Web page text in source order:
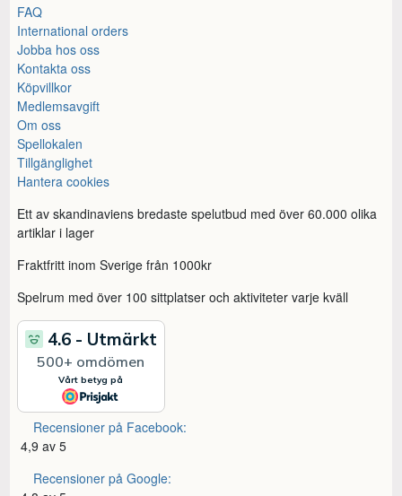
FAQ
International orders
Jobba hos oss
Kontakta oss
Köpvillkor
Medlemsavgift
Om oss
Spellokalen
Tillgänglighet
Hantera cookies
Ett av skandinaviens bredaste spelutbud med över 60.000 olika
artiklar i lager
Fraktfritt inom Sverige från 1000kr
Spelrum med över 100 sittplatser och aktiviteter varje kväll
Recensioner på Facebook:
4,9 av 5
Recensioner på Google: